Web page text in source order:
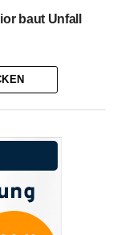
baut Unfall